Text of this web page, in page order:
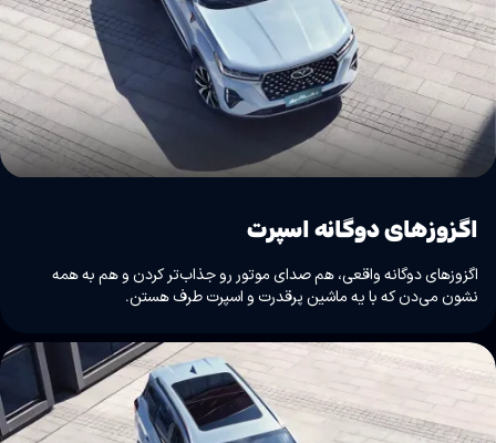
اگزوزهای دوگانه اسپرت
اگزوزهای دوگانه واقعی، هم صدای موتور رو جذاب‌تر کردن و هم به همه
نشون می‌دن که با یه ماشین پرقدرت و اسپرت طرف هستن.